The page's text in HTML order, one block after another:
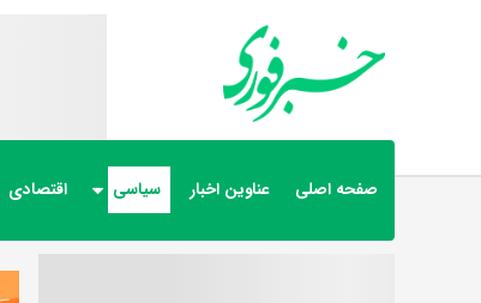
صفحه اصلی عناوین اخبار سیاسی اقتصادی